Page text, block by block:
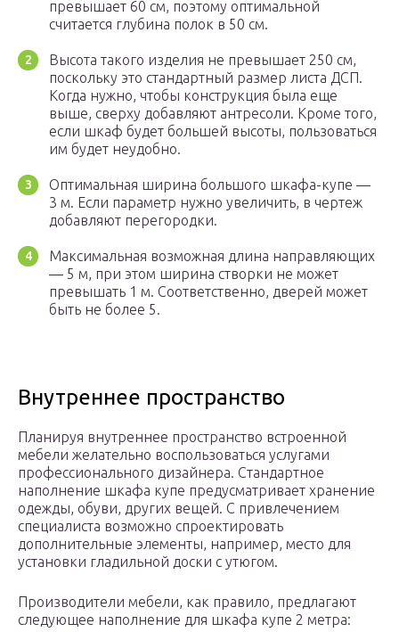
превышает 60 см, поэтому оптимальной
считается глубина полок в 50 см.
Высота такого изделия не превышает 250 см,
поскольку это стандартный размер листа ДСП.
Когда нужно, чтобы конструкция была еще
выше, сверху добавляют антресоли. Кроме того,
если шкаф будет большей высоты, пользоваться
им будет неудобно.
Оптимальная ширина большого шкафа-купе —
3 м. Если параметр нужно увеличить, в чертеж
добавляют перегородки.
Максимальная возможная длина направляющих
— 5 м, при этом ширина створки не может
превышать 1 м. Соответственно, дверей может
быть не более 5.
Внутреннее пространство
Планируя внутреннее пространство встроенной
мебели желательно воспользоваться услугами
профессионального дизайнера. Стандартное
наполнение шкафа купе предусматривает хранение
одежды, обуви, других вещей. С привлечением
специалиста возможно спроектировать
дополнительные элементы, например, место для
установки гладильной доски с утюгом.
Производители мебели, как правило, предлагают
следующее наполнение для шкафа купе 2 метра: